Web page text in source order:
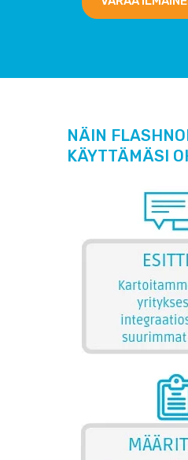
NÄIN
KÄYTTÄMÄSI